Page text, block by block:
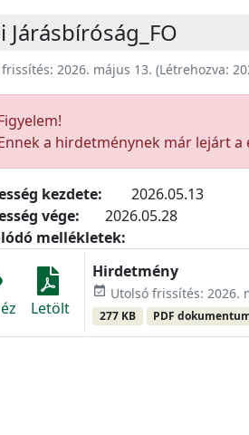
Járásbíróság_FO
2026. május 13. (Létrehozva:
a hirdetménynek már lejárt a
kezdete:
2026.05.13
vége:
2026.05.28
mellékletek:
Letölt
Hirdetmény
event_available Utolsó frissítés: 2026.
277 KB PDF